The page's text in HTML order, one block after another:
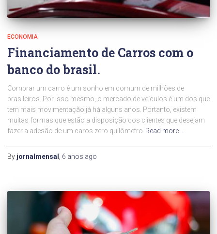
ECONOMIA
Financiamento de Carros com o
banco do brasil.
Comprar um carro é um sonho em comum de milhões de
brasileiros. Por isso mesmo, o mercado de veículos é um dos que
tem mais movimentação já há alguns anos. Portanto, existem
muitas formas que estão a disposição dos clientes que desejam
fazer a adesão de um caros zero quilômetro Read more…
By jornalmensal 6 anos ago